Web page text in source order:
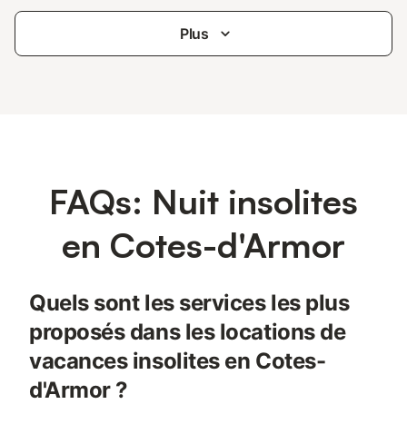
Plus
FAQs: Nuit insolites
en Cotes-d'Armor
Quels sont les services les plus
proposés dans les locations de
vacances insolites en Cotes-
d'Armor ?